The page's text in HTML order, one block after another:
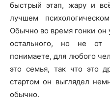
быстрый этап, жару и
лучшем
Обычно во время гонки он
остального, но не от
понимаете, для любого
это семья, так что это
стартом он выглядел
обычно.